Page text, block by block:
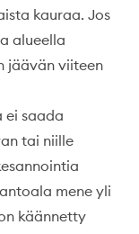
kauraa. Jos
alueella
jäävän viiteen
ei saada
tai niille
mene yli
käännetty